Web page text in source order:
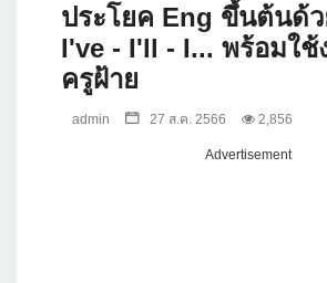
ประโยค Eng ขึ้นต้นด้
I've - I'll - I... พร้อมใช้
ครูฝ้าย
admin 27 ส.ค. 2566 2,856
Advertisement